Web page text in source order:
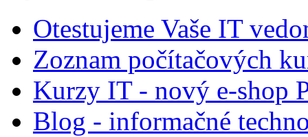
Otestujeme Vaše IT
Zoznam počítačových
Kurzy IT - nový e-shop
Blog - informačné